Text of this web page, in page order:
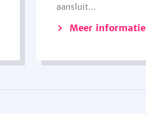
aansluit...
Meer informatie